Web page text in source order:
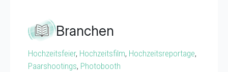
Branchen
Hochzeitsfeier, Hochzeitsfilm, Hochzeitsreportage,
Paarshootings, Photobooth